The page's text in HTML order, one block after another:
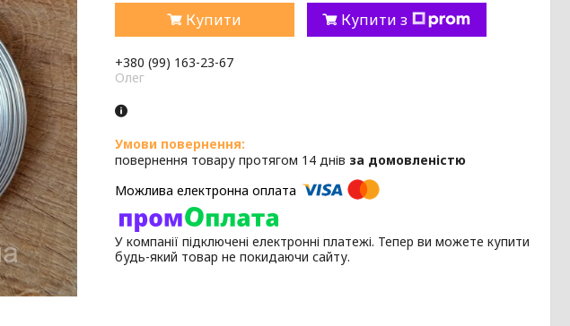
Купити Купити з
+380 (99) 163-23-67
Олег
повернення товару протягом 14 днів за домовленістю
У компанії підключені електронні платежі. Тепер ви можете купити
будь-який товар не покидаючи сайту.